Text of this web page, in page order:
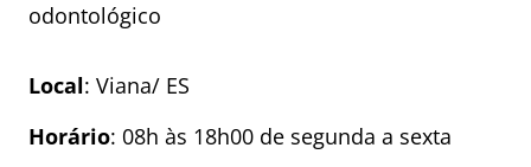
odontológico
Local: Viana/ ES
Horário: 08h às 18h00 de segunda a sexta